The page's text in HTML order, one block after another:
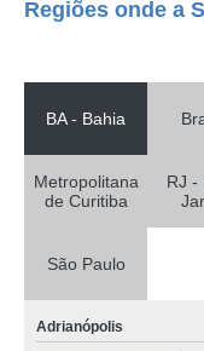
reator de vidro laboratório
busco por reator
reator encamisado de
reator químico vidro
reator de vidro laboratório
Regiões onde a
BA - Bahia
Metropolitana
de Curitiba
RJ -
São Paulo
Adrianópolis